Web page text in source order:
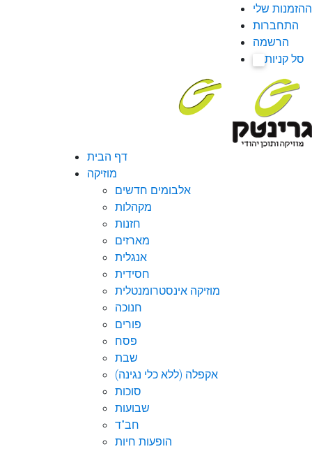
ההזמנות שלי
התחברות
הרשמה
סל קניות
דף הבית
מוזיקה
אלבומים חדשים
מקהלות
חזנות
מארזים
אנגלית
חסידית
מוזיקה אינסטרומנטלית
חנוכה
פורים
פסח
שבת
אקפלה (ללא כלי נגינה)
סוכות
שבועות
חב"ד
הופעות חיות